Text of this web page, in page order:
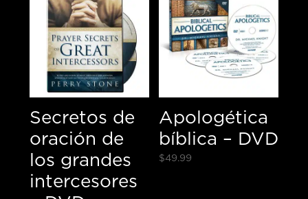
Secretos de
oración de
los grandes
intercesores
Apologética
bíblica – DVD
$49.99